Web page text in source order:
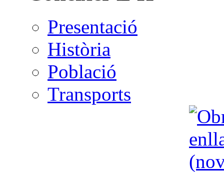
Presentació
Història
Població
Transports